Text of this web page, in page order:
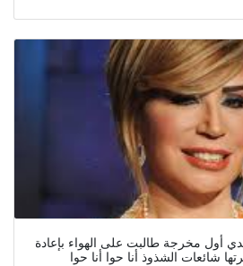
أول مخرجة طالبت على الهواء بإعادة
شائعات الشذوذ أنا حوا أنا حوا